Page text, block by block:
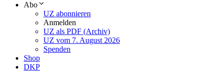
Abo
UZ abonnieren
Anmelden
UZ als PDF (Archiv)
UZ vom 7. August 2026
Spenden
Shop
DKP